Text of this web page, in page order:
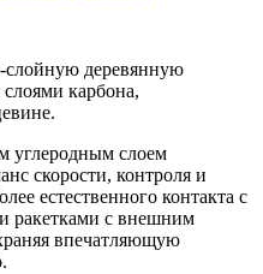
слойную деревянную
карбона,
углеродным слоем
скорости, контроля и
естественного контакта с
ракетками с внешним
впечатляющую